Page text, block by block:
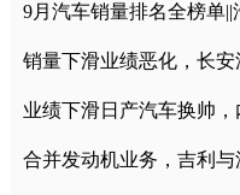
9月汽车销量排名全榜单||
销量下滑业绩恶化，长
业绩下滑日产汽车换帅
合并发动机业务，吉利